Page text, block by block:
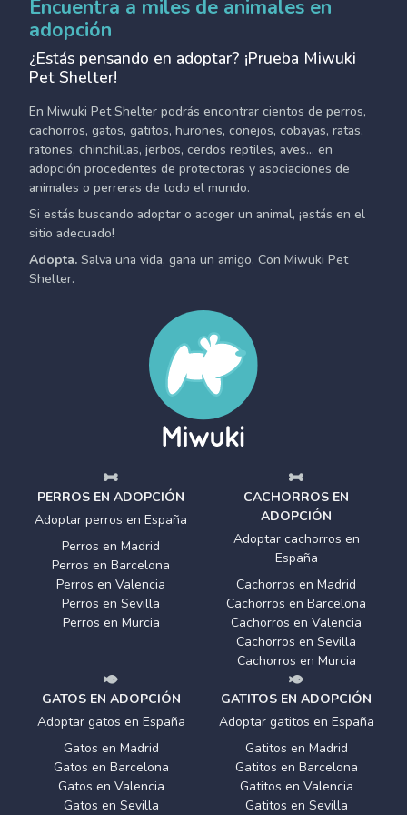
Encuentra a miles de animales en
adopción
¿Estás pensando en adoptar? ¡Prueba Miwuki
Pet Shelter!
En Miwuki Pet Shelter podrás encontrar cientos de perros,
cachorros, gatos, gatitos, hurones, conejos, cobayas, ratas,
ratones, chinchillas, jerbos, cerdos reptiles, aves... en
adopción procedentes de protectoras y asociaciones de
animales o perreras de todo el mundo.
Si estás buscando adoptar o acoger un animal, ¡estás en el
sitio adecuado!
Adopta. Salva una vida, gana un amigo. Con Miwuki Pet
Shelter.
PERROS EN ADOPCIÓN
Adoptar perros en España
Perros en Madrid
Perros en Barcelona
Perros en Valencia
Perros en Sevilla
Perros en Murcia
CACHORROS EN
ADOPCIÓN
Adoptar cachorros en
España
Cachorros en Madrid
Cachorros en Barcelona
Cachorros en Valencia
Cachorros en Sevilla
Cachorros en Murcia
GATOS EN ADOPCIÓN
Adoptar gatos en España
Gatos en Madrid
Gatos en Barcelona
Gatos en Valencia
Gatos en Sevilla
GATITOS EN ADOPCIÓN
Adoptar gatitos en España
Gatitos en Madrid
Gatitos en Barcelona
Gatitos en Valencia
Gatitos en Sevilla